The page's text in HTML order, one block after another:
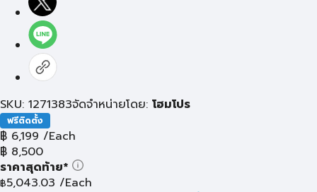
SKU: 1271383จัดจำหน่ายโดย: โฮมโปร
ฟรีติดตั้ง
฿ 6,199 /Each
฿ 8,500
ราคาสุดท้าย*
฿5,043.03 /Each